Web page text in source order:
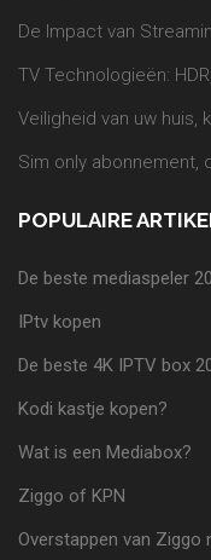
De Impact van
TV Technologieën:
Veiligheid van uw
Sim only abonnement,
POPULAIRE
De beste mediaspeler
IPtv kopen
De beste 4K IPTV box
Kodi kastje kopen?
Wat is een Mediabox?
Ziggo of KPN
Overstappen van Ziggo